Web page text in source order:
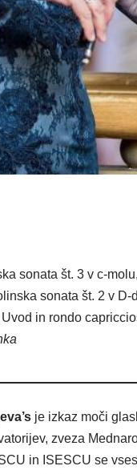
sonata št. 3 v c-
sonata št. 2 v D-
in rondo
je izkaz moči
zveza
in ISESCU se